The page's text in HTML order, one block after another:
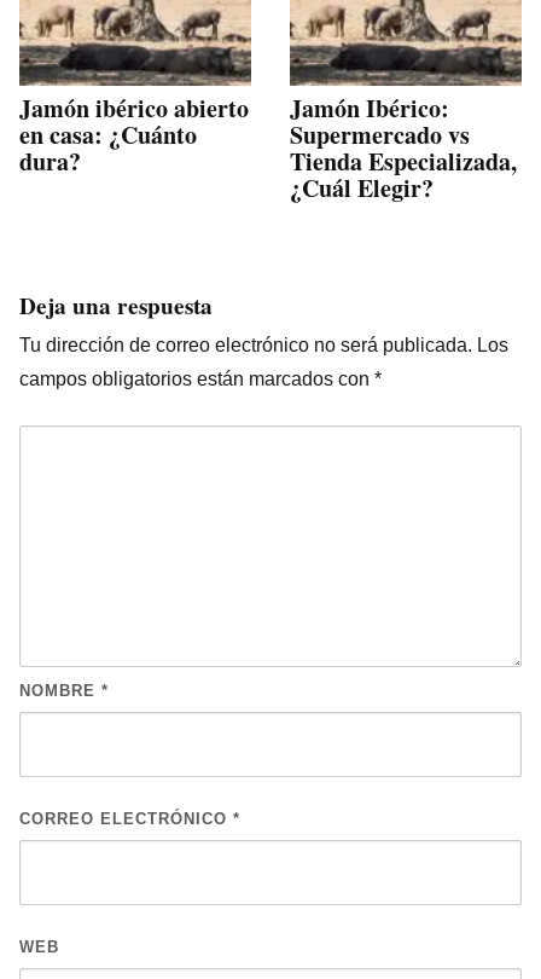
Jamón ibérico abierto
en casa: ¿Cuánto
dura?
Jamón Ibérico:
Supermercado vs
Tienda Especializada,
¿Cuál Elegir?
Deja una respuesta
Tu dirección de correo electrónico no será publicada. Los
campos obligatorios están marcados con *
NOMBRE *
CORREO ELECTRÓNICO *
WEB